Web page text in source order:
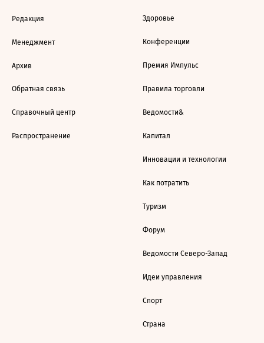
Редакция
Менеджмент
Архив
Обратная связь
Справочный центр
Распространение
Здоровье
Конференции
Премия Импульс
Правила торговли
Ведомости&
Капитал
Инновации и технологии
Как потратить
Туризм
Форум
Ведомости Северо-Запад
Идеи управления
Спорт
Страна